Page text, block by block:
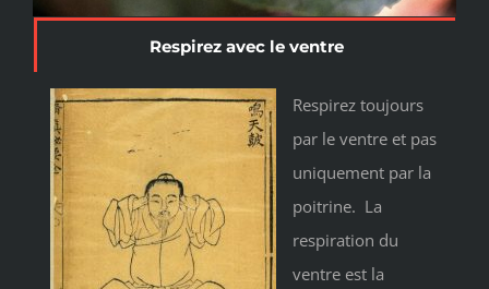
Respirez avec le ventre
Respirez toujours
par le ventre et pas
uniquement par la
poitrine. La
respiration du
ventre est la